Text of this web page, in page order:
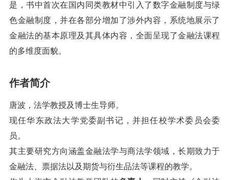
是，书中首次在国内同类教材中引入了数字金融制度与绿
色金融制度，并在各部分增加了涉外内容，系统地展示了
金融法的基本原理及其具体内容，全面呈现了金融法课程
的多维度面貌。
作者简介
唐波，法学教授及博士生导师。
现任华东政法大学党委副书记，并担任校学术委员会委
员。
其主要研究方向涵盖金融法学与商法学领域，长期致力于
金融法、票据法以及期货与衍生品法等课程的教学。